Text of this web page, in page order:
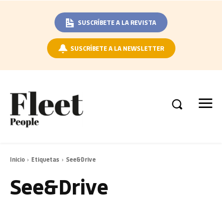
SUSCRÍBETE A LA REVISTA
SUSCRÍBETE A LA NEWSLETTER
Inicio Etiquetas See&Drive
See&Drive